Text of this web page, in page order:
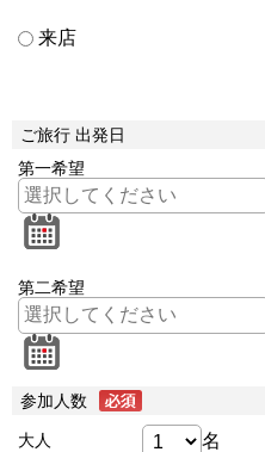
来店
ご旅行 出発日
第一希望
第二希望
参加人数
大人 名